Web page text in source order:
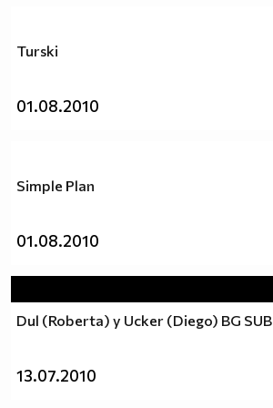
Turski
01.08.2010
Simple Plan
01.08.2010
Dul (Roberta) y Ucker (Diego) BG SUB
13.07.2010